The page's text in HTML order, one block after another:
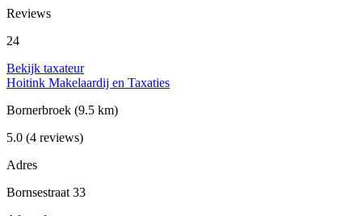
Reviews
24
Bekijk taxateur
Hoitink Makelaardij en Taxaties
Bornerbroek (9.5 km)
5.0 (4 reviews)
Adres
Bornsestraat 33